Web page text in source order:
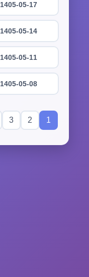
1405-05-17
1405-05-14
1405-05-11
1405-05-08
1
2
3